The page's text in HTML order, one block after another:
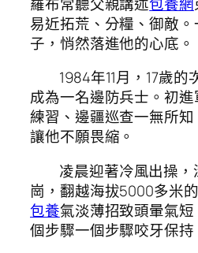
易近拓荒、分糧、御敵
子，悄然落進他的心底。
1984年11月，17歲的
成為一名邊防兵士。初
練習、邊疆巡查一無所
讓他不願畏縮。
凌晨迎著冷風出操
崗，翻越海拔5000多米
包養氣淡薄招致頭暈氣
個步驟一個步驟咬牙保持